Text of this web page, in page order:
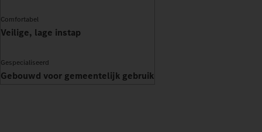
Comfortabel
Veilige, lage instap
Gespecialiseerd
Gebouwd voor gemeentelijk gebruik